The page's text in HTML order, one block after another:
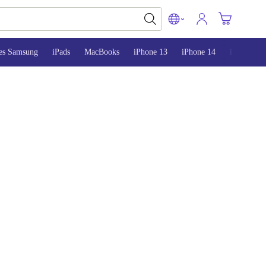
Samsung iPads MacBooks iPhone 13 iPhone 14 iPhone 15